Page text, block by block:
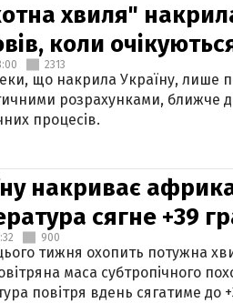
хвиля"
коли
2313
що накрила Україну, лише
розрахунками, ближче
процесів.
накриває
сягне +39
900
тижня охопить потужна
маса субтропічного
повітря вдень сягатиме до